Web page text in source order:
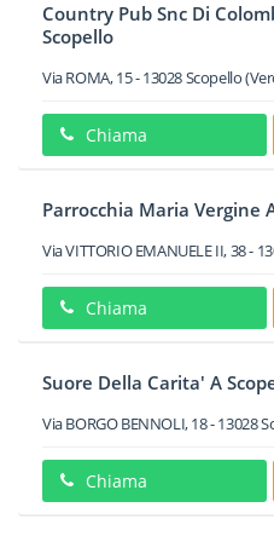
Country Pub Snc Di
Scopello
Via ROMA, 15-13028Scopello
Chiama
Parrocchia Maria Vergine
Via VITTORIO EMANUELE II, 38-
Chiama
Suore Della Carita' A
Via BORGO BENNOLI, 18-13028
Chiama